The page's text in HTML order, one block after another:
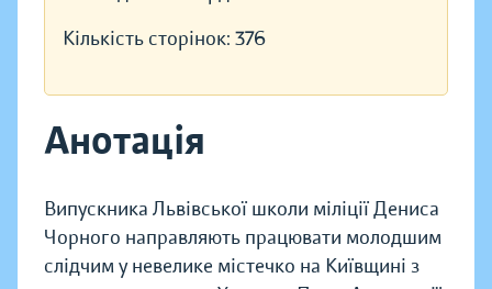
Кількість сторінок: 376
Анотація
Випускника Львівської школи міліції Дениса
Чорного направляють працювати молодшим
слідчим у невелике містечко на Київщині з